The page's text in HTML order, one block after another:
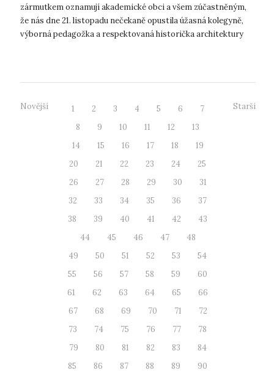
zármutkem oznamují akademické obci a všem zúčastněným,
že nás dne 21. listopadu nečekaně opustila úžasná kolegyně,
výborná pedagožka a respektovaná historička architektury
Novější 1 2 3 4 5 6
7
8
9 10 11 12
13
14
15 16 17 18
19
20
21 22 23 24
25
26
27 28 29 30
31
32
33 34 35 36
37
38
39 40 41 42
43
44
45 46 47
48
49
50 51 52 53
54
55
56 57 58 59
60
61
62 63 64 65
66
67
68 69 70 71
72
73
74 75 76 77
78
79
80 81 82 83
84
85
86 87 88 89
90
Starší